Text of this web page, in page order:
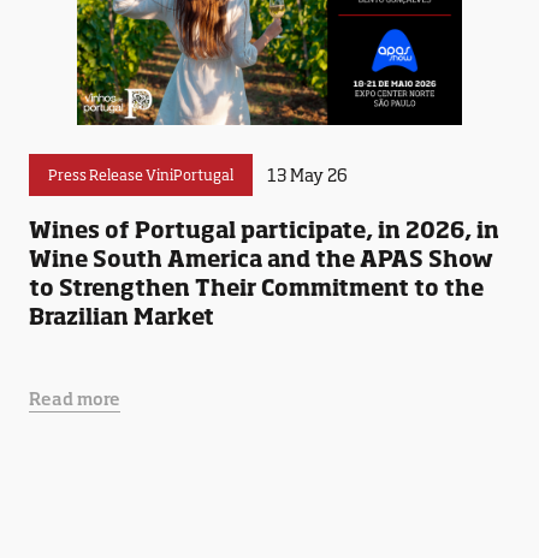
Press Release ViniPortugal 13 May 26
Wines of Portugal participate, in 2026, in
Wine South America and the APAS Show
to Strengthen Their Commitment to the
Brazilian Market
Read more